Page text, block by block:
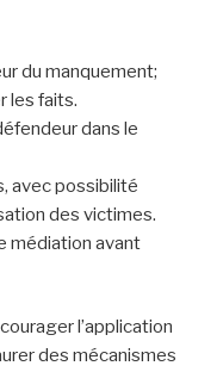
du manquement;
les faits.
dans le
avec possibilité
des victimes.
médiation avant
l’application
des mécanismes